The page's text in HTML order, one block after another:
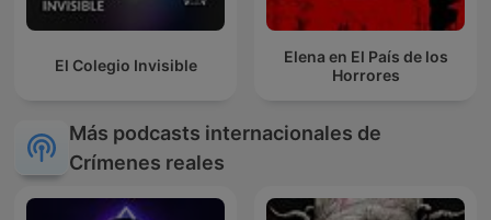
El Colegio Invisible
Elena en El País de los
Horrores
Más podcasts internacionales de
Crímenes reales